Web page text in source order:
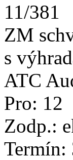
11/381
ZM
s
ATC
Pro: 12
Zodp.:
Termín: